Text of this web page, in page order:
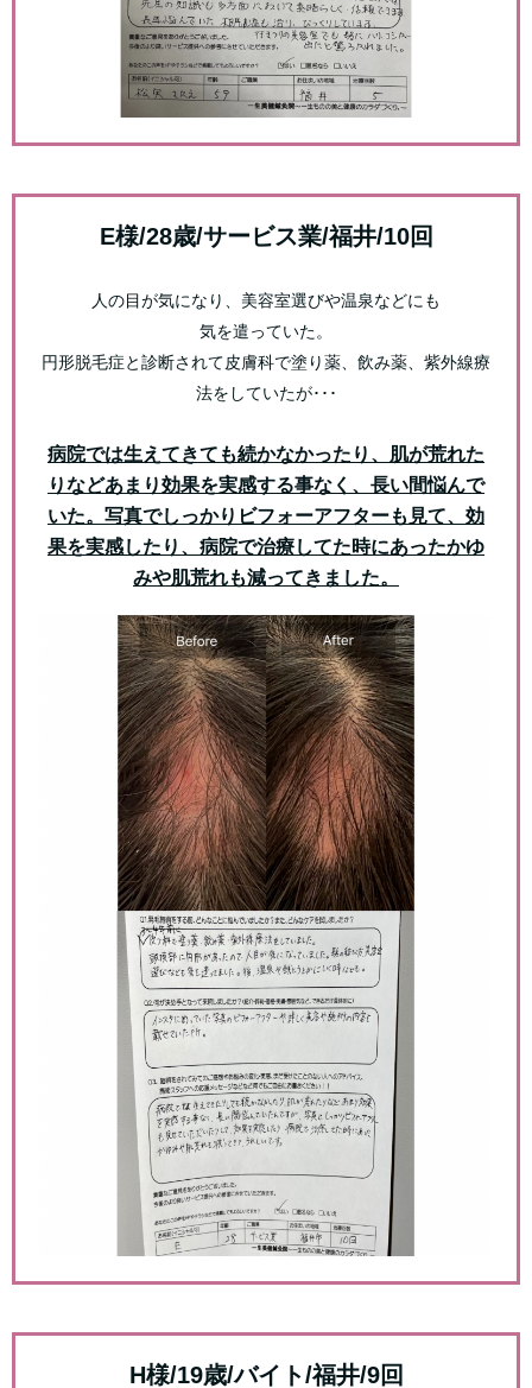
E様/28歳/サービス業/福井/10回
人の目が気になり、美容室選びや温泉などにも
気を遣っていた。
円形脱毛症と診断されて皮膚科で塗り薬、飲み薬、紫外線療
法をしていたが･･･
病院では生えてきても続かなかったり、肌が荒れた
りなどあまり効果を実感する事なく、長い間悩んで
いた。写真でしっかりビフォーアフターも見て、効
果を実感したり、病院で治療してた時にあったかゆ
みや肌荒れも減ってきました。
H様/19歳/バイト/福井/9回